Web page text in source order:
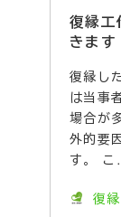
復縁工
きます
復縁し
は当事
場合が
外的要
す。
復